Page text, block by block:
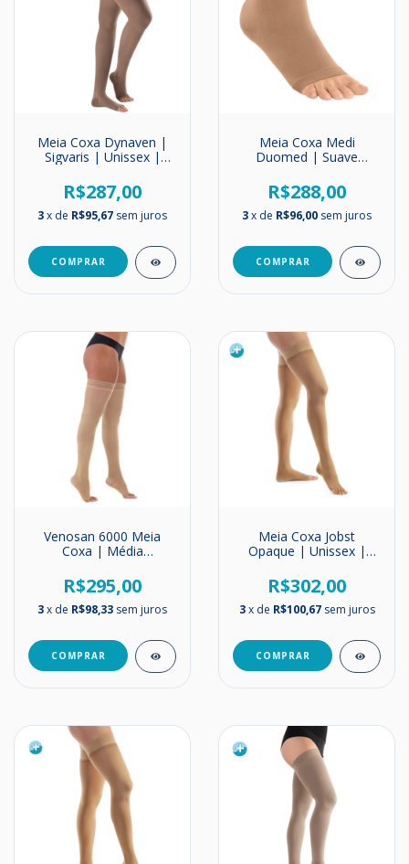
Meia Coxa Dynaven |
Sigvaris | Unissex |
20-30mmHg
R$287,00
3x de R$95,67 sem juros
COMPRAR
Meia Coxa Medi
Duomed | Suave
21mmHg
R$288,00
3x de R$96,00 sem juros
COMPRAR
Venosan 6000 Meia
Coxa | Média
30mmHg
R$295,00
3x de R$98,33 sem juros
COMPRAR
Meia Coxa Jobst
Opaque | Unissex |
15-20mmHg
R$302,00
3 x de R$100,67 sem juros
COMPRAR